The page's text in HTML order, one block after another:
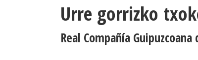
Urre gorrizko
Real Compañía Guipuzcoana